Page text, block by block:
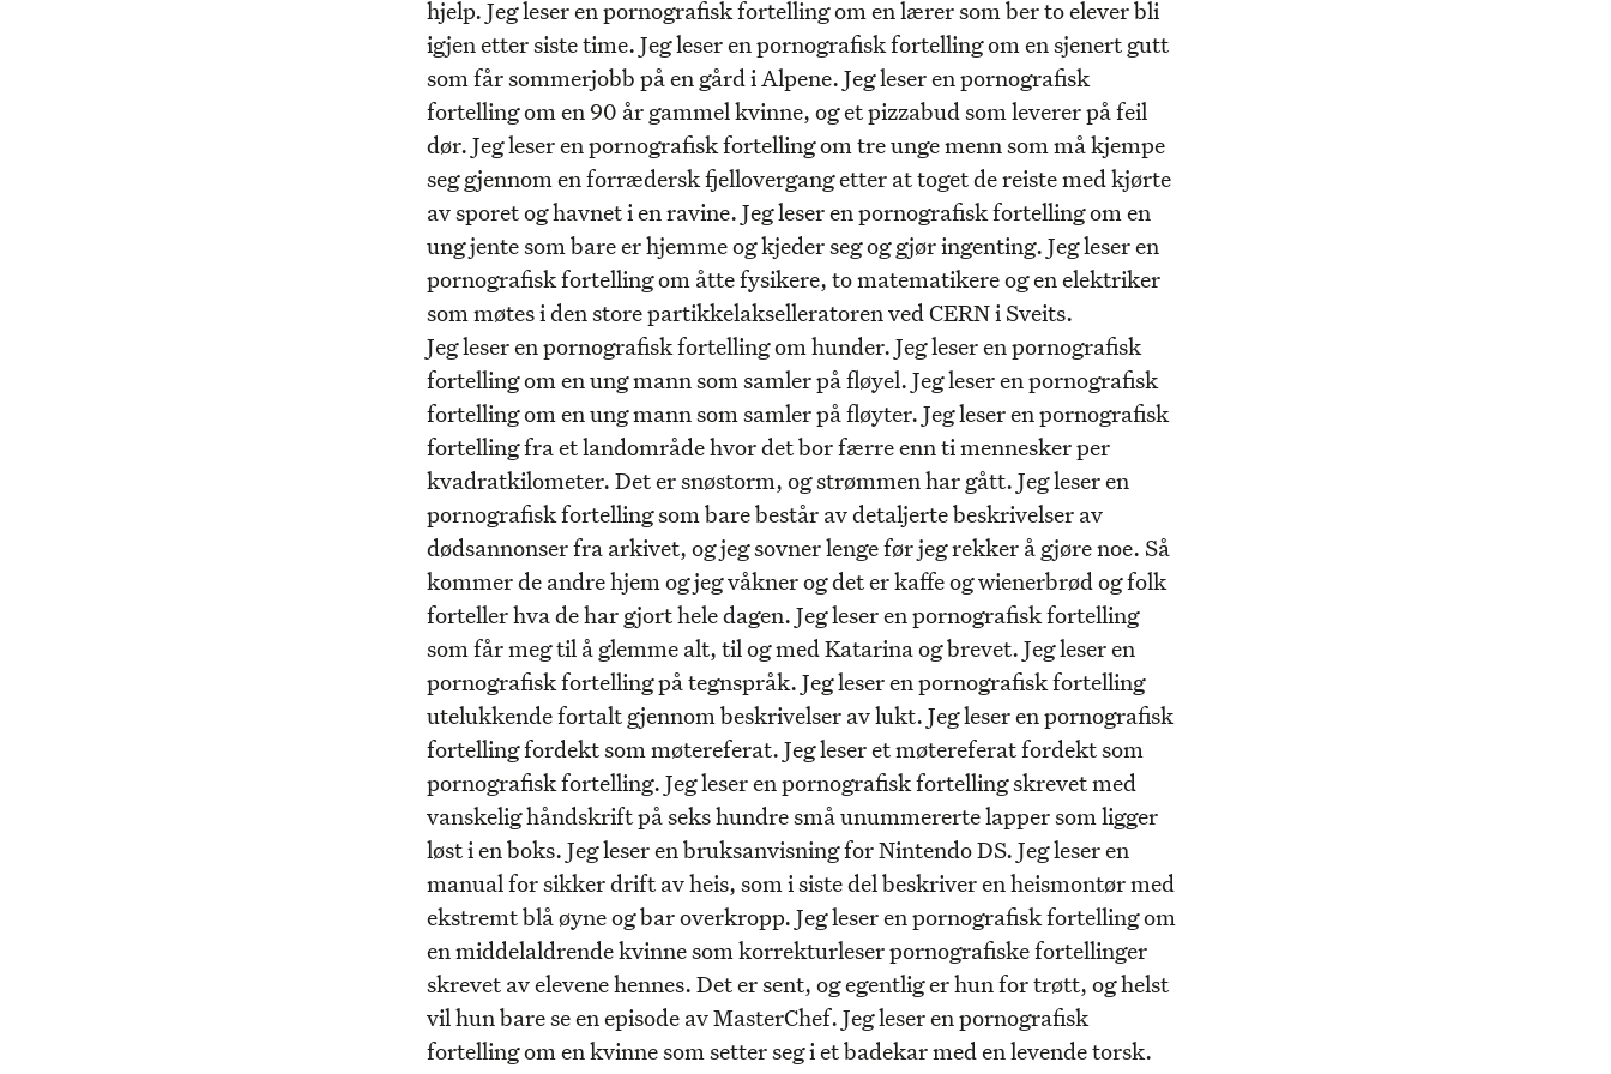
hjelp. Jeg leser en pornografisk fortelling om en lærer som ber to elever bli
igjen etter siste time. Jeg leser en pornografisk fortelling om en sjenert gutt
som får sommerjobb på en gård i Alpene. Jeg leser en pornografisk
fortelling om en 90 år gammel kvinne, og et pizzabud som leverer på feil
dør. Jeg leser en pornografisk fortelling om tre unge menn som må kjempe
seg gjennom en forrædersk fjellovergang etter at toget de reiste med kjørte
av sporet og havnet i en ravine. Jeg leser en pornografisk fortelling om en
ung jente som bare er hjemme og kjeder seg og gjør ingenting. Jeg leser en
pornografisk fortelling om åtte fysikere, to matematikere og en elektriker
som møtes i den store partikkelakselleratoren ved CERN i Sveits.
Jeg leser en pornografisk fortelling om hunder. Jeg leser en pornografisk
fortelling om en ung mann som samler på fløyel. Jeg leser en pornografisk
fortelling om en ung mann som samler på fløyter. Jeg leser en pornografisk
fortelling fra et landområde hvor det bor færre enn ti mennesker per
kvadratkilometer. Det er snøstorm, og strømmen har gått. Jeg leser en
pornografisk fortelling som bare består av detaljerte beskrivelser av
dødsannonser fra arkivet, og jeg sovner lenge før jeg rekker å gjøre noe. Så
kommer de andre hjem og jeg våkner og det er kaffe og wienerbrød og folk
forteller hva de har gjort hele dagen. Jeg leser en pornografisk fortelling
som får meg til å glemme alt, til og med Katarina og brevet. Jeg leser en
pornografisk fortelling på tegnspråk. Jeg leser en pornografisk fortelling
utelukkende fortalt gjennom beskrivelser av lukt. Jeg leser en pornografisk
fortelling fordekt som møtereferat. Jeg leser et møtereferat fordekt som
pornografisk fortelling. Jeg leser en pornografisk fortelling skrevet med
vanskelig håndskrift på seks hundre små unummererte lapper som ligger
løst i en boks. Jeg leser en bruksanvisning for Nintendo DS. Jeg leser en
manual for sikker drift av heis, som i siste del beskriver en heismontør med
ekstremt blå øyne og bar overkropp. Jeg leser en pornografisk fortelling om
en middelaldrende kvinne som korrekturleser pornografiske fortellinger
skrevet av elevene hennes. Det er sent, og egentlig er hun for trøtt, og helst
vil hun bare se en episode av MasterChef. Jeg leser en pornografisk
fortelling om en kvinne som setter seg i et badekar med en levende torsk.